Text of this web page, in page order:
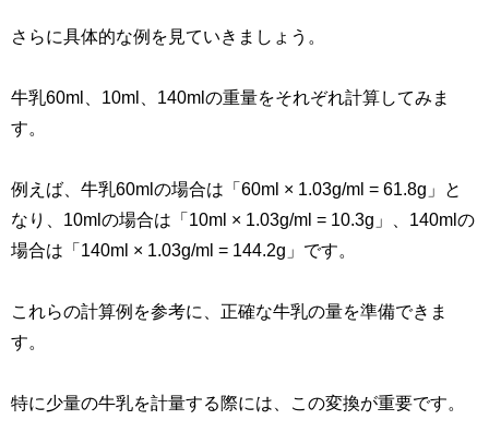
さらに具体的な例を見ていきましょう。
牛乳60ml、10ml、140mlの重量をそれぞれ計算してみま
す。
例えば、牛乳60mlの場合は「60ml × 1.03g/ml = 61.8g」と
なり、10mlの場合は「10ml × 1.03g/ml = 10.3g」、140mlの
場合は「140ml × 1.03g/ml = 144.2g」です。
これらの計算例を参考に、正確な牛乳の量を準備できま
す。
特に少量の牛乳を計量する際には、この変換が重要です。